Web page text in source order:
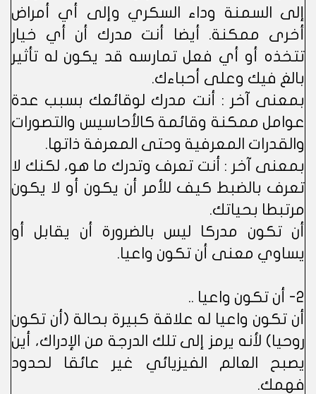
إلى السمنة وداء السكري وإلى أي أمراض
أخرى ممكنة. أيضا أنت مدرك أن أي خيار
تتخذه أو أي فعل تمارسه قد يكون له تأثير
بالغ فيك وعلى أحباءك.
بمعنى آخر : أنت مدرك لوقائعك بسبب عدة
عوامل ممكنة وقائمة كالأحاسيس والتصورات
والقدرات المعرفية وحتى المعرفة ذاتها.
بمعنى آخر : أنت تعرف وتدرك ما هو، لكنك لا
تعرف بالضبط كيف للأمر أن يكون أو لا يكون
مرتبطا بحياتك.
أن تكون مدركا ليس بالضرورة أن يقابل أو
يساوي معنى أن تكون واعيا.
2- أن تكون واعيا ..
أن تكون واعيا له علاقة كبيرة بحالة (أن تكون
روحيا) لأنه يرمز إلى تلك الدرجة من الإدراك، أين
يصبح العالم الفيزيائي غير عائقا لحدود
فهمك.